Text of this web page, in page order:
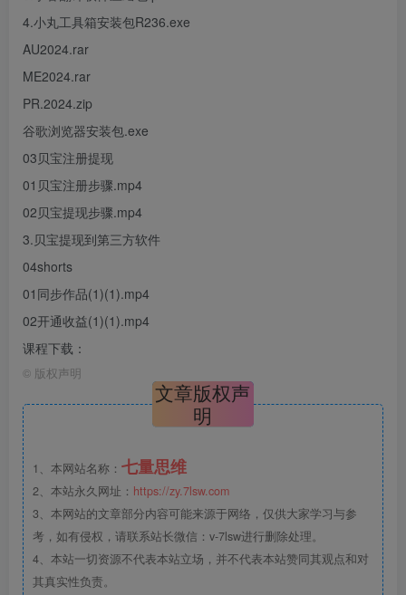
4.小丸工具箱安装包R236.exe
AU2024.rar
ME2024.rar
PR.2024.zip
谷歌浏览器安装包.exe
03贝宝注册提现
01贝宝注册步骤.mp4
02贝宝提现步骤.mp4
3.贝宝提现到第三方软件
04shorts
01同步作品(1)(1).mp4
02开通收益(1)(1).mp4
课程下载：
© 版权声明
文章版权声
明
1、本网站名称： 七量思维
2、本站永久网址： https://zy.7lsw.com
3、本网站的文章部分内容可能来源于网络，仅供大家学习与参
考，如有侵权，请联系站长微信：v-7lsw进行删除处理。
4、本站一切资源不代表本站立场，并不代表本站赞同其观点和对
其真实性负责。